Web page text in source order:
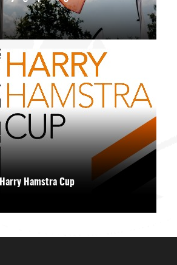
Hamstra Cup